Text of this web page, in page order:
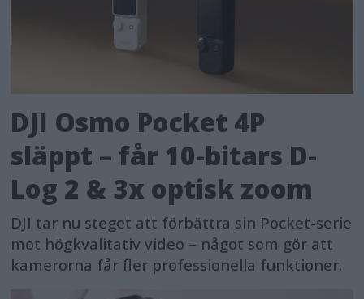
DJI Osmo Pocket 4P
släppt – får 10-bitars D-
Log 2 & 3x optisk zoom
DJI tar nu steget att förbättra sin Pocket-serie
mot högkvalitativ video – något som gör att
kamerorna får fler professionella funktioner.